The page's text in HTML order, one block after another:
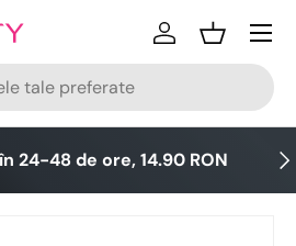
LogareCos
Meniu
24-48 de ore, 14.90 RON